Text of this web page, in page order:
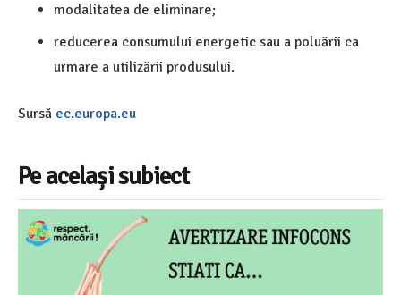
modalitatea de eliminare;
reducerea consumului energetic sau a poluării ca
urmare a utilizării produsului.
Sursă ec.europa.eu
Pe același subiect